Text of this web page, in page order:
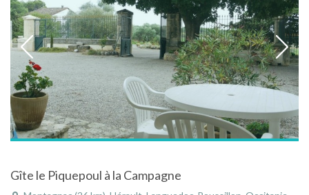
Gîte le Piquepoul à la Campagne